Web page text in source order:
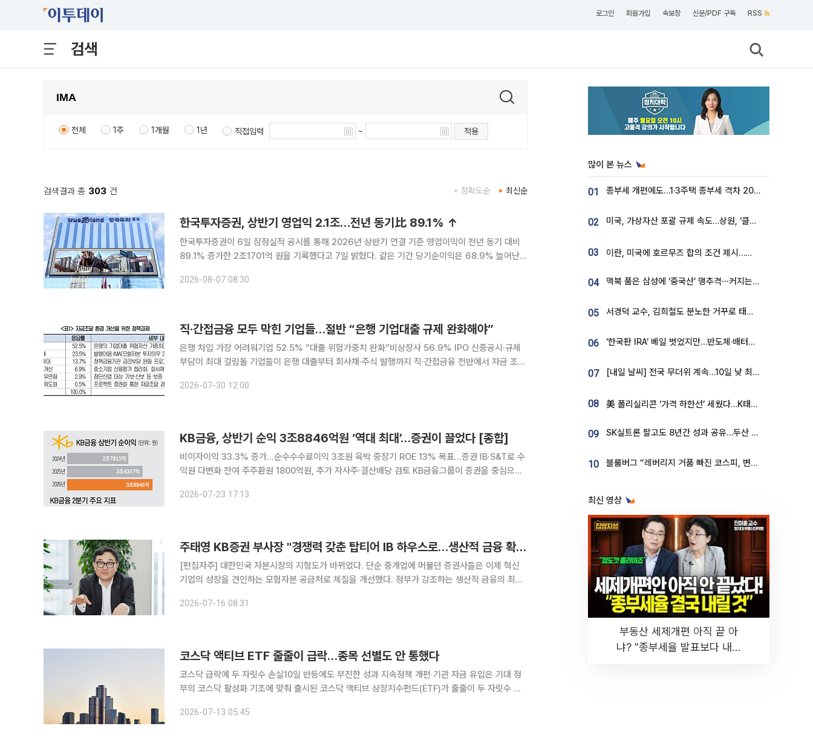
로그인 회원가입 속보창 신문/PDF 구독 RSS
검색
전체 1주 1개월 1년 직접입력 ~ 적용
검색결과 총 303 건 최신순
정확도순
한국투자증권, 상반기 영업익 2.1조…전년 동기比 89.1% ↑
한국투자증권이 6일 잠정실적 공시를 통해 2026년 상반기 연결 기준 영업이익이 전년 동기 대비
89.1% 증가한 2조1701억 원을 기록했다고 7일 밝혔다. 같은 기간 당기순이익은 68.9% 늘어난 1
위탁매매(BK) 41.2% △운용(Trading) 27.
2026-08-07 08:30
직·간접금융 모두 막힌 기업들…절반 “은행 기업대출 규제 완화해야”
은행 차입 가장 어려워기업 52.5% “대출 위험가중치 완화”비상장사 56.9% IPO 신중공시·규제
부담이 최대 걸림돌 기업들이 은행 대출부터 회사채·주식 발행까지 직·간접금융 전반에서 자금 조달
업대출 위험가중치 완화를 꼽았다. 증시가 상승하더라도 개별 기업
2026-07-30 12:00
KB금융, 상반기 순익 3조8846억원 ‘역대 최대’…증권이 끌었다 [종합]
비이자이익 33.3% 증가…순수수수료이익 3조원 육박 중장기 ROE 13% 목표…증권 IB·S&T로 수
익원 다변화 잔여 주주환원 1800억원, 추가 자사주·결산배당 검토 KB금융그룹이 증권을 중심으로
유지된 가운데 자본시장 호조로 수수료이익이 크게 늘면서 그룹
2026-07-23 17:13
주태영 KB증권 부사장 "경쟁력 갖춘 탑티어 IB 하우스로…생산적 금융 확대" [커버리지, 기업을 잡는 손]⑥
[편집자주] 대한민국 자본시장의 지형도가 바뀌었다. 단순 중개업에 머물던 증권사들은 이제 혁신
기업의 성장을 견인하는 모험자본 공급처로 체질을 개선했다. 정부가 강조하는 생산적 금융의 최전
잡는 손' 기획을 통해 주요 증권사들의 IB 수장들을 만나, IB 강
2026-07-16 08:31
코스닥 액티브 ETF 줄줄이 급락…종목 선별도 안 통했다
코스닥 급락에 두 자릿수 손실10일 반등에도 부진한 성과 지속정책 개편·기관 자금 유입은 기대 정
부의 코스닥 활성화 기조에 맞춰 출시된 코스닥 액티브 상장지수펀드(ETF)가 줄줄이 두 자릿수 손
2026-07-13 05:45
많이 본 뉴스
01 종부세 개편에도…1·3주택 종부세 격차 2028년부터 확대
02 미국, 가상자산 포괄 규제 속도…상원, ‘클래리티법’ 9월 절차투표 추진
03 이란, 미국에 호르무즈 합의 조건 제시…美 “경기 아직 안 끝나” [종합]
04 맥북 품은 삼성에 ‘중국산’ 맹추격⋯커지는 노트북 OLED 시장
05 서경덕 교수, 김희철도 분노한 거꾸로 태극기⋯"엉터리는 아냐, 아쉬울 뿐"
06 ‘한국판 IRA’ 베일 벗었지만…반도체·배터리 업계 “시행령이 관건”
07 [내일 날씨] 전국 무더위 계속…10일 낮 최고 34도 육박
08 美 폴리실리콘 ‘가격 하한선’ 세웠다…K태양광 수혜 기대
09 SK실트론 팔고도 8년간 성과 공유…두산 인수대금 2.3조가 끝 아냐
10 블룸버그 “레버리지 거품 빠진 코스피, 변동성 최악 국면 지났을 가능성”
최신 영상
부동산 세제개편 아직 끝 아
냐? "종부세율 발표보다 내릴